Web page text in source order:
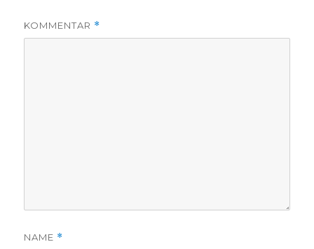
KOMMENTAR *
NAME *